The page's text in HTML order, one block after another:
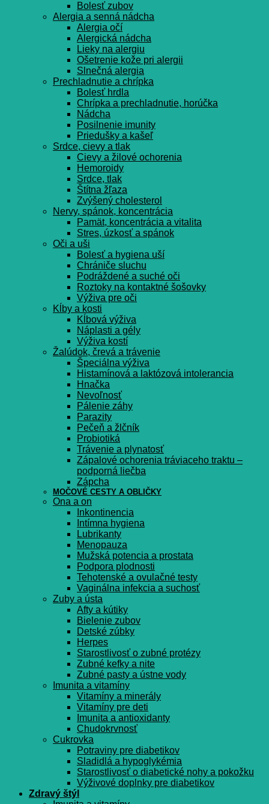
Bolesť zubov
Alergia a senná nádcha
Alergia očí
Alergická nádcha
Lieky na alergiu
Ošetrenie kože pri alergii
Slnečná alergia
Prechladnutie a chrípka
Bolesť hrdla
Chrípka a prechladnutie, horúčka
Nádcha
Posilnenie imunity
Priedušky a kašeľ
Srdce, cievy a tlak
Cievy a žilové ochorenia
Hemoroidy
Srdce, tlak
Štítna žľaza
Zvýšený cholesterol
Nervy, spánok, koncentrácia
Pamät, koncentrácia a vitalita
Stres, úzkosť a spánok
Oči a uši
Bolesť a hygiena uší
Chrániče sluchu
Podráždené a suché oči
Roztoky na kontaktné šošovky
Výživa pre oči
Kĺby a kosti
Kĺbová výživa
Náplasti a gély
Výživa kostí
Žalúdok, črevá a trávenie
Špeciálna výživa
Histamínová a laktózová intolerancia
Hnačka
Nevoľnosť
Pálenie záhy
Parazity
Pečeň a žlčník
Probiotiká
Trávenie a plynatosť
Zápalové ochorenia tráviaceho traktu –
podporná liečba
Zápcha
MOČOVÉ CESTY A OBLIČKY
Ona a on
Inkontinencia
Intímna hygiena
Lubrikanty
Menopauza
Mužská potencia a prostata
Podpora plodnosti
Tehotenské a ovulačné testy
Vaginálna infekcia a suchosť
Zuby a ústa
Afty a kútiky
Bielenie zubov
Detské zúbky
Herpes
Starostlivosť o zubné protézy
Zubné kefky a nite
Zubné pasty a ústne vody
Imunita a vitamíny
Vitamíny a minerály
Vitamíny pre deti
Imunita a antioxidanty
Chudokrvnosť
Cukrovka
Potraviny pre diabetikov
Sladidlá a hypoglykémia
Starostlivosť o diabetické nohy a pokožku
Výživové doplnky pre diabetikov
Zdravý štýl